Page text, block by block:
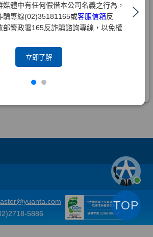
體中有任何假借本公司名義之行為，
騙專線(02)35181165或客服信箱反
部警政署165反詐騙諮詢專線，以免權
立即了解
5886
TOP